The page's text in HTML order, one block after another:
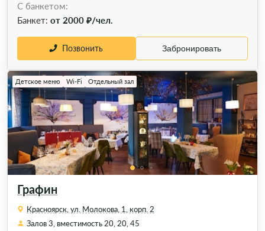
С банкетом:
Банкет: от 2000 ₽/чел.
Позвонить Забронировать
Графин
Детское меню Wi-Fi Отдельный зал
Красноярск, ул. Молокова, 1, корп. 2
Залов 3, вместимость 20, 20, 45